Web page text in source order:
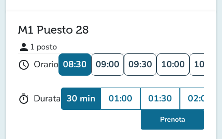
M1 Puesto 28
person 1 posto
schedule Orario 08:30 09:00 09:30 10:00 10:30
timer Durata 30 min 01:00 01:30 02:00
Prenota